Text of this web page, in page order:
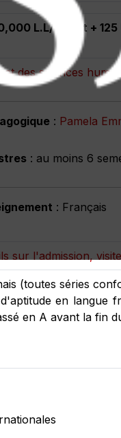
L.L/Crédit + 125
et des sciences
: Pamela
: au moins 6
: Français
sur l'admission,
(toutes séries
en langue
en A avant la fin